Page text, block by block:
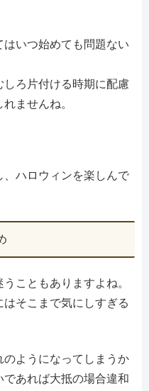
はいつ始めても問題ない
ろ片付ける時期に配慮
ませんね。
ハロウィンを楽しんで
こともありますよね。
そこまで気にしすぎる
ようになってしまうか
であれば大抵の場合違和